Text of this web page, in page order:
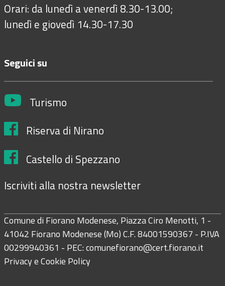
Orari: da lunedì a venerdì 8.30-13.00;
lunedì e giovedì 14.30-17.30
Seguici su
Turismo
Riserva di Nirano
Castello di Spezzano
Iscriviti alla nostra newsletter
Comune di Fiorano Modenese, Piazza Ciro Menotti, 1 -
41042 Fiorano Modenese (Mo) C.F. 84001590367 - P.IVA
00299940361 - PEC:comunefiorano@cert.fiorano.it
Privacy e Cookie Policy